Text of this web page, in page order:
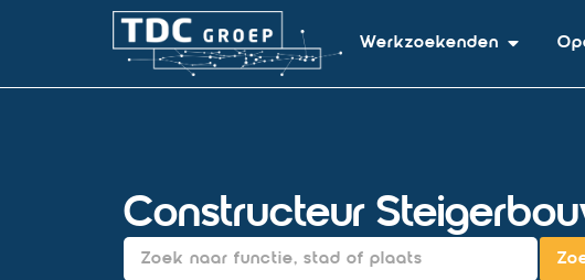
Werkzoekenden
Constructeur